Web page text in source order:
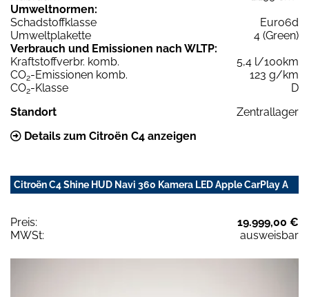
Umweltnormen:
Schadstoffklasse
Euro6d
Umweltplakette
4 (Green)
Verbrauch und Emissionen nach WLTP:
Kraftstoffverbr. komb.
5,4 l/100km
CO2-Emissionen komb.
123 g/km
CO2-Klasse
D
Standort
Zentrallager
Details zum Citroën C4 anzeigen
Citroën C4 Shine HUD Navi 360 Kamera LED Apple CarPlay A
Preis:
19.999,00 €
MWSt:
ausweisbar